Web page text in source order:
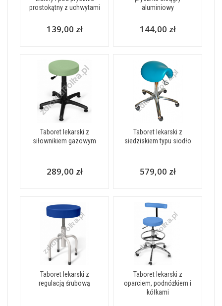
prostokątny z uchwytami
139,00 zł
aluminiowy
144,00 zł
Taboret lekarski z
siłownikiem gazowym
289,00 zł
Taboret lekarski z
siedziskiem typu siodło
579,00 zł
Taboret lekarski z
regulacją śrubową
Taboret lekarski z
oparciem, podnóżkiem i
kółkami